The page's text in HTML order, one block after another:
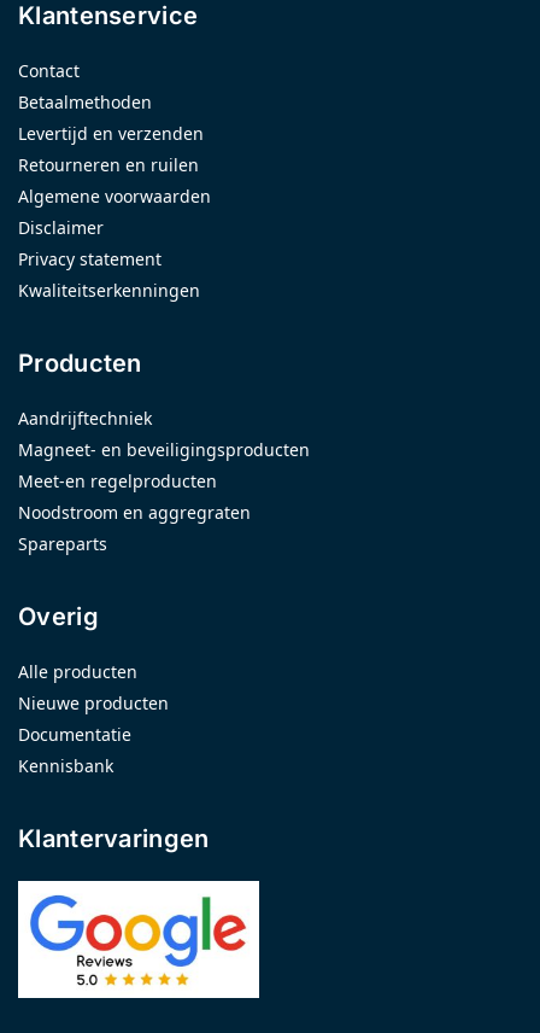
Klantenservice
Contact
Betaalmethoden
Levertijd en verzenden
Retourneren en ruilen
Algemene voorwaarden
Disclaimer
Privacy statement
Kwaliteitserkenningen
Producten
Aandrijftechniek
Magneet- en beveiligingsproducten
Meet-en regelproducten
Noodstroom en aggregraten
Spareparts
Overig
Alle producten
Nieuwe producten
Documentatie
Kennisbank
Klantervaringen